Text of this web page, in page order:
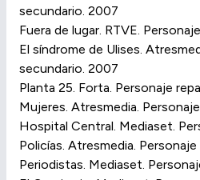
secundario. 2007
Fuera de lugar. RTVE.
El síndrome de Ulises.
secundario. 2007
Planta 25. Forta. Personaje
Mujeres. Atresmedia.
Hospital Central. Mediaset.
Policías. Atresmedia.
Periodistas. Mediaset.